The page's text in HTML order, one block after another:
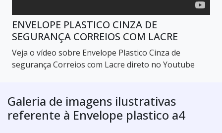
ENVELOPE PLASTICO CINZA DE
SEGURANÇA CORREIOS COM LACRE
Veja o vídeo sobre Envelope Plastico Cinza de
segurança Correios com Lacre direto no Youtube
Galeria de imagens ilustrativas
referente à Envelope plastico a4